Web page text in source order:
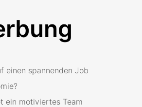
einen spannenden Job
ein motiviertes Team